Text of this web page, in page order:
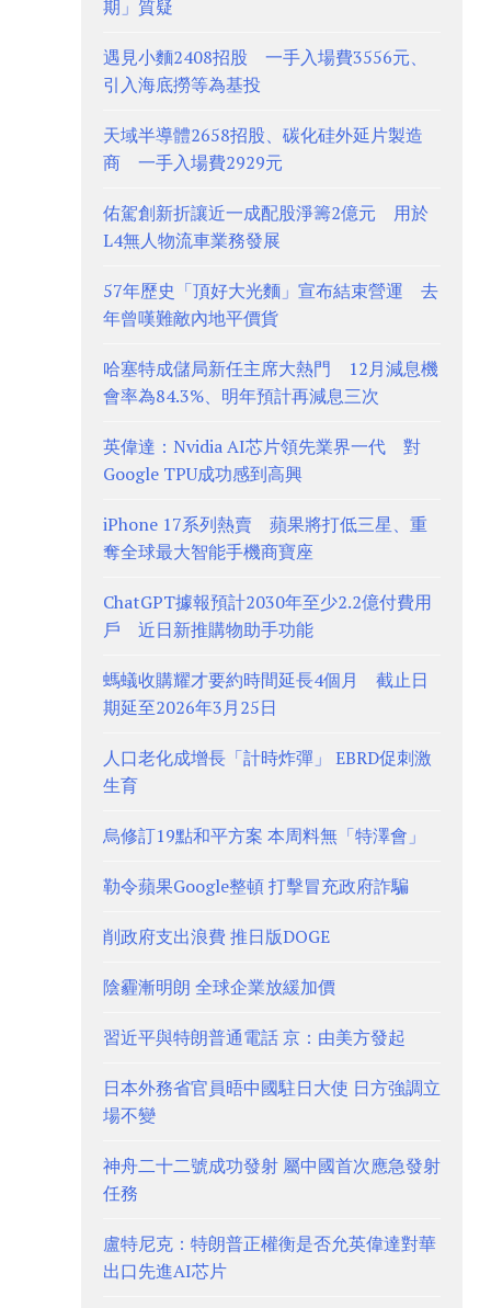
期」質疑
遇見小麵2408招股 一手入場費3556元、
引入海底撈等為基投
天域半導體2658招股、碳化硅外延片製造
商 一手入場費2929元
佑駕創新折讓近一成配股淨籌2億元 用於
L4無人物流車業務發展
57年歷史「頂好大光麵」宣布結束營運 去
年曾嘆難敵內地平價貨
哈塞特成儲局新任主席大熱門 12月減息機
會率為84.3%、明年預計再減息三次
英偉達：Nvidia AI芯片領先業界一代 對
Google TPU成功感到高興
iPhone 17系列熱賣 蘋果將打低三星、重
奪全球最大智能手機商寶座
ChatGPT據報預計2030年至少2.2億付費用
戶 近日新推購物助手功能
螞蟻收購耀才要約時間延長4個月 截止日
期延至2026年3月25日
人口老化成增長「計時炸彈」 EBRD促刺激
生育
烏修訂19點和平方案 本周料無「特澤會」
勒令蘋果Google整頓 打擊冒充政府詐騙
削政府支出浪費 推日版DOGE
陰霾漸明朗 全球企業放緩加價
習近平與特朗普通電話 京：由美方發起
日本外務省官員晤中國駐日大使 日方強調立
場不變
神舟二十二號成功發射 屬中國首次應急發射
任務
盧特尼克：特朗普正權衡是否允英偉達對華
出口先進AI芯片